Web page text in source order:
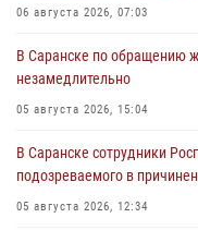
06 августа 2026, 07:03
В Саранске по обращению
незамедлительно
05 августа 2026, 15:04
В Саранске сотрудники
подозреваемого в
05 августа 2026, 12:34